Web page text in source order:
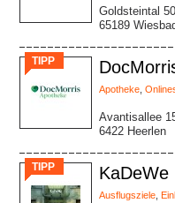
Goldsteintal 50
65189
TIPP
Apotheke
Avantisallee
6422 Heerlen
TIPP KaDeWe
Ausflugsziele